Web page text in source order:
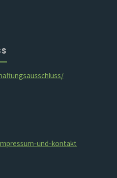
und-kontakt